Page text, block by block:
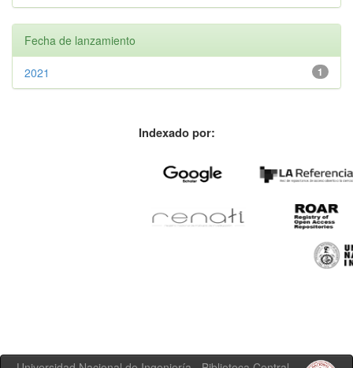
Fecha de lanzamiento
1
2021
Indexado por: